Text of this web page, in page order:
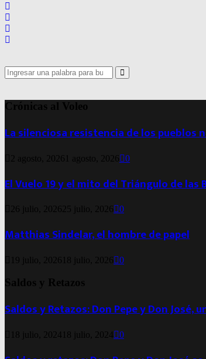
Search
for:
Search
Crónicas al Voleo
La silenciosa resistencia de los pueblos
2 agosto, 2026 1 agosto, 2026 0
El Vuelo 19 y el mito del Triángulo de las
26 julio, 2026 25 julio, 2026 0
Matthias Sindelar, el hombre de papel
19 julio, 2026 18 julio, 2026 0
Saldos y Retazos
Saldos y Retazos: Don Pepe y Don
18 julio, 2024 18 julio, 2024 0